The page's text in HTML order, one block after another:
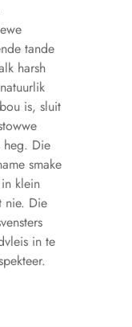
tande
harsh
is, sluit
heg. Die
smake
klein
nie. Die
in te